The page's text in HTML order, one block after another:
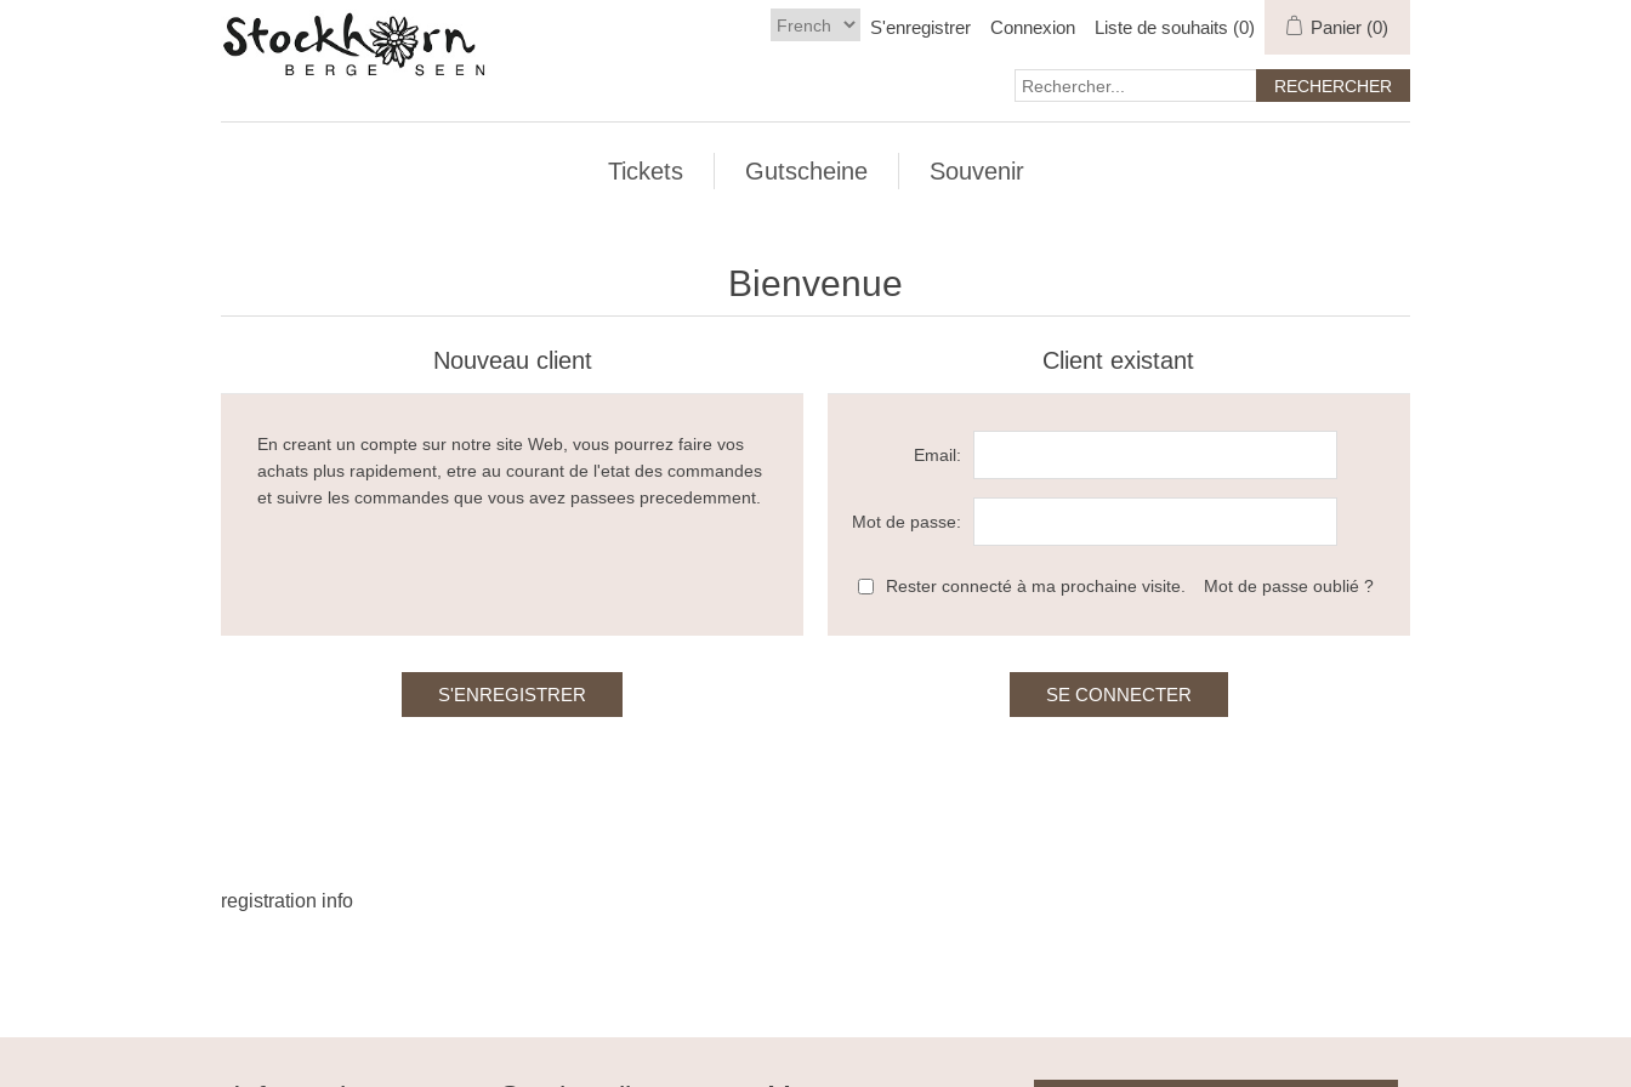
S'enregistrer Connexion Liste de souhaits (0) Panier (0)
Tickets Gutscheine Souvenir
Bienvenue
Nouveau client
En creant un compte sur notre site Web, vous pourrez faire vos
achats plus rapidement, etre au courant de l'etat des commandes
et suivre les commandes que vous avez passees precedemment.
Client existant
Email:
Mot de passe:
Rester connecté à ma prochaine visite. Mot de passe oublié ?
registration info